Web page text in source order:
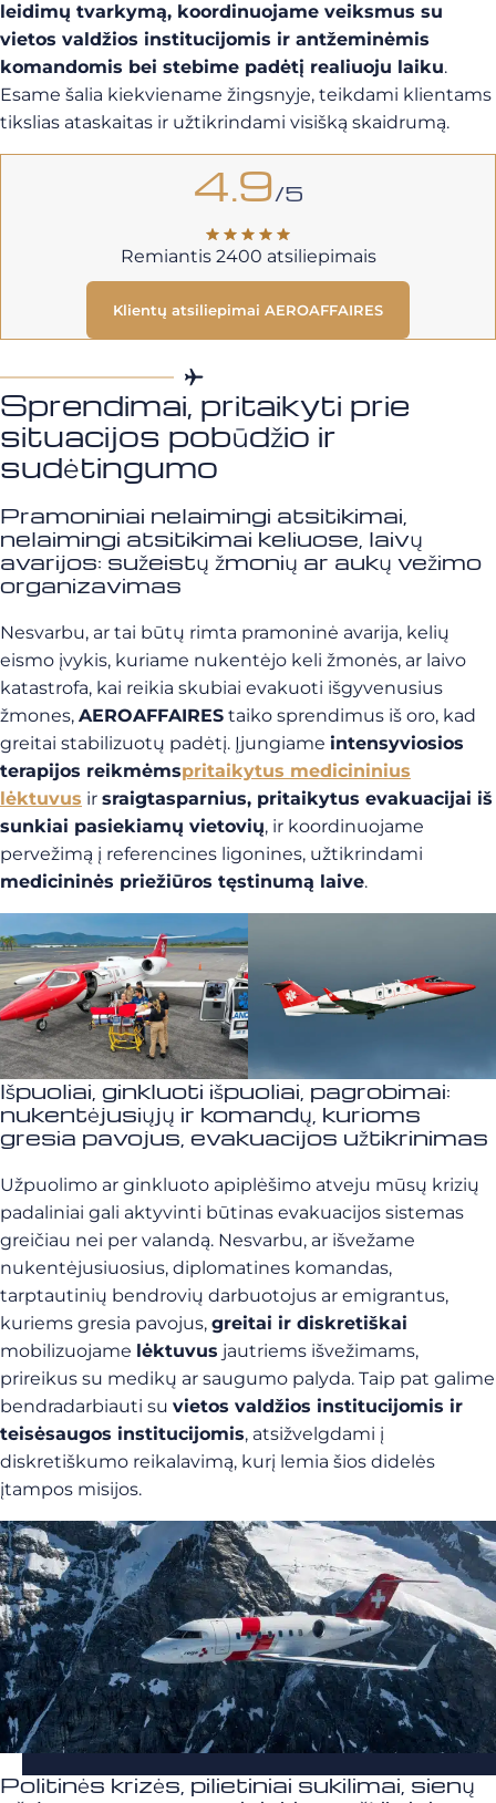
leidimų tvarkymą, koordinuojame veiksmus su
vietos valdžios institucijomis ir antžeminėmis
komandomis bei stebime padėtį realiuoju laiku.
Esame šalia kiekviename žingsnyje, teikdami klientams
tikslias ataskaitas ir užtikrindami visišką skaidrumą.
4.9/5
Remiantis 2400 atsiliepimais
Klientų atsiliepimai AEROAFFAIRES
Sprendimai, pritaikyti prie
situacijos pobūdžio ir
sudėtingumo
Pramoniniai nelaimingi atsitikimai,
nelaimingi atsitikimai keliuose, laivų
avarijos: sužeistų žmonių ar aukų vežimo
organizavimas
Nesvarbu, ar tai būtų rimta pramoninė avarija, kelių
eismo įvykis, kuriame nukentėjo keli žmonės, ar laivo
katastrofa, kai reikia skubiai evakuoti išgyvenusius
žmones, AEROAFFAIRES taiko sprendimus iš oro, kad
greitai stabilizuotų padėtį. Įjungiame intensyviosios
terapijos reikmėmspritaikytus medicininius
lėktuvus ir sraigtasparnius, pritaikytus evakuacijai iš
sunkiai pasiekiamų vietovių, ir koordinuojame
pervežimą į referencines ligonines, užtikrindami
medicininės priežiūros tęstinumą laive.
Išpuoliai, ginkluoti išpuoliai, pagrobimai:
nukentėjusiųjų ir komandų, kurioms
gresia pavojus, evakuacijos užtikrinimas
Užpuolimo ar ginkluoto apiplėšimo atveju mūsų krizių
padaliniai gali aktyvinti būtinas evakuacijos sistemas
greičiau nei per valandą. Nesvarbu, ar išvežame
nukentėjusiuosius, diplomatines komandas,
tarptautinių bendrovių darbuotojus ar emigrantus,
kuriems gresia pavojus, greitai ir diskretiškai
mobilizuojame lėktuvus jautriems išvežimams,
prireikus su medikų ar saugumo palyda. Taip pat galime
bendradarbiauti su vietos valdžios institucijomis ir
teisėsaugos institucijomis, atsižvelgdami į
diskretiškumo reikalavimą, kurį lemia šios didelės
įtampos misijos.
Politinės krizės, pilietiniai sukilimai, sienų